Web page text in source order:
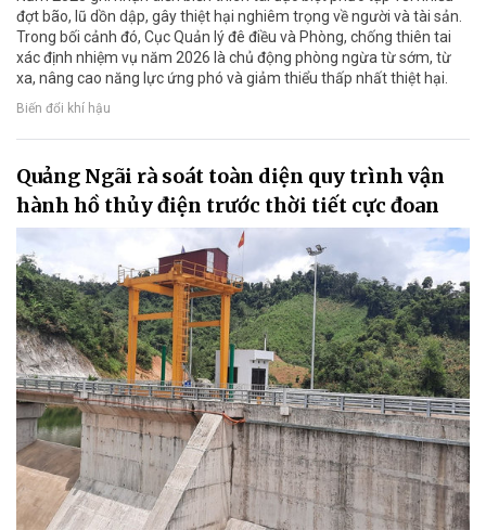
đợt bão, lũ dồn dập, gây thiệt hại nghiêm trọng về người và tài sản.
Trong bối cảnh đó, Cục Quản lý đê điều và Phòng, chống thiên tai
xác định nhiệm vụ năm 2026 là chủ động phòng ngừa từ sớm, từ
xa, nâng cao năng lực ứng phó và giảm thiểu thấp nhất thiệt hại.
Biến đổi khí hậu
Quảng Ngãi rà soát toàn diện quy trình vận
hành hồ thủy điện trước thời tiết cực đoan